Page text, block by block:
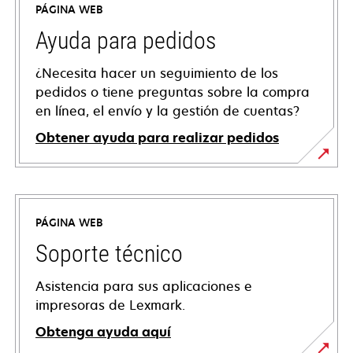
PÁGINA WEB
Ayuda para pedidos
¿Necesita hacer un seguimiento de los
pedidos o tiene preguntas sobre la compra
en línea, el envío y la gestión de cuentas?
Obtener ayuda para realizar pedidos
PÁGINA WEB
Soporte técnico
Asistencia para sus aplicaciones e
impresoras de Lexmark.
Obtenga ayuda aquí